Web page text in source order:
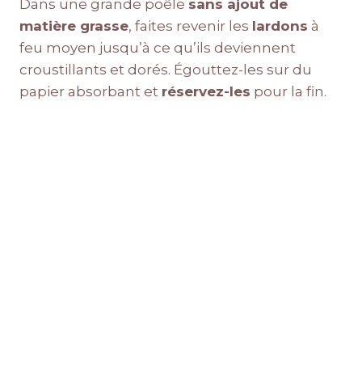
Dans une grande poêle sans ajout de
matière grasse, faites revenir les lardons à
feu moyen jusqu’à ce qu’ils deviennent
croustillants et dorés. Égouttez-les sur du
papier absorbant et réservez-les pour la fin.